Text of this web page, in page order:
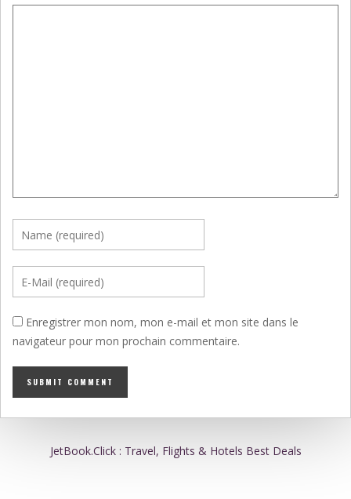
Enregistrer mon nom, mon e-mail et mon site dans le
navigateur pour mon prochain commentaire.
JetBook.Click : Travel, Flights & Hotels Best Deals